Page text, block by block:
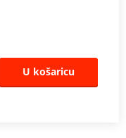
U košaricu